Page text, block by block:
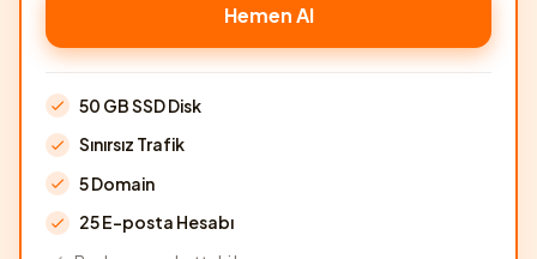
Hemen Al
50 GB SSD Disk
Sınırsız Trafik
5 Domain
25 E-posta Hesabı